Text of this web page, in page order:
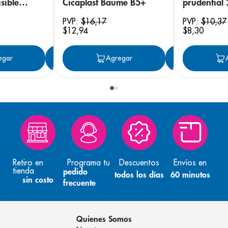
Agregar
Cicaplast Baume B5+
PVP:$16,17
$12,94
Agregar
prudential
PVP:$10,37
$8,30
Retiro en
tienda
sin costo
Programa tu
pedido
frecuente
Descuentos
todos los días
Envíos en
60 minutos
Quienes Somos